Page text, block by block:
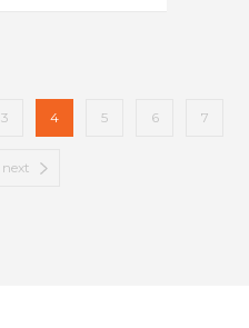
3 4 5 6 7
next